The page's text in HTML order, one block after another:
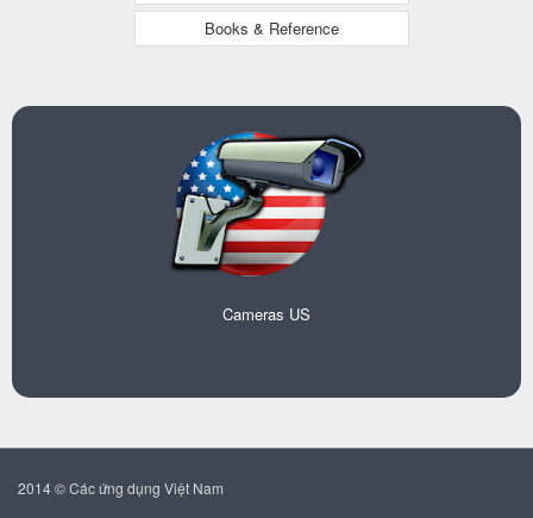
Books & Reference
Cameras US
2014 © Các ứng dụng Việt Nam